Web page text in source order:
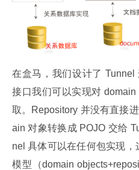
在盒马，我们设计了
接口我们可以实现对
取。Repository 并没有直接
ain 对象转换成 POJO 交给
nel 具体可以在任何包实现
模型（domain